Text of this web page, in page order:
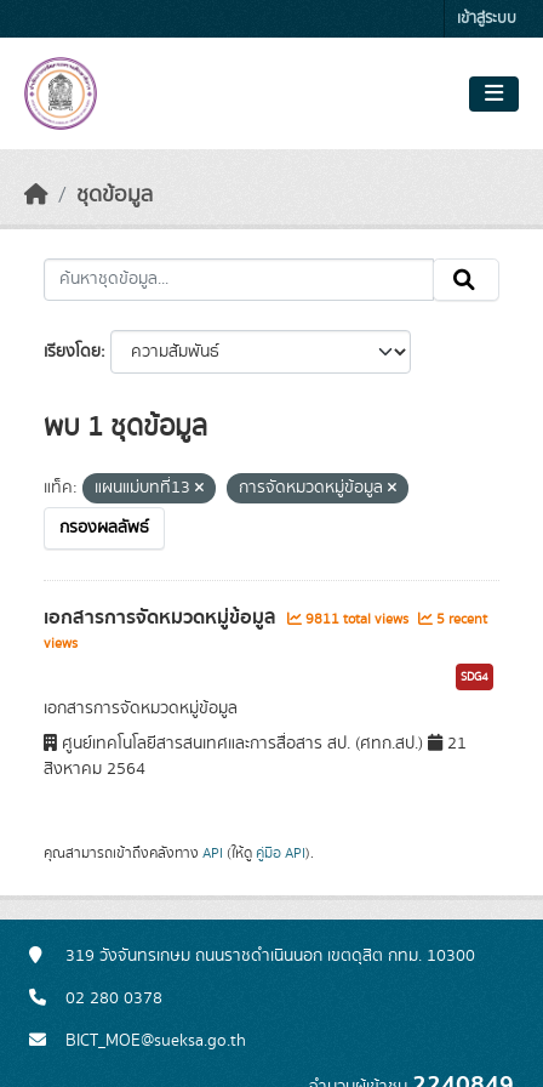
เข้าสู่ระบบ
ชุดข้อมูล
เรียงโดย
พบ 1 ชุดข้อมูล
แท็ค: แผนแม่บทที่13
การจัดหมวดหมู่ข้อมูล
กรองผลลัพธ์
เอกสารการจัดหมวดหมู่ข้อมูล 9811 total views
5 recent
views
SDG4
เอกสารการจัดหมวดหมู่ข้อมูล
ศูนย์เทคโนโลยีสารสนเทศและการสื่อสาร สป. (ศทก.สป.)
21
สิงหาคม 2564
คุณสามารถเข้าถึงคลังทาง API (ให้ดู คู่มือ API).
319 วังจันทรเกษม ถนนราชดำเนินนอก เขตดุสิต กทม. 10300
02 280 0378
BICT_MOE@sueksa.go.th